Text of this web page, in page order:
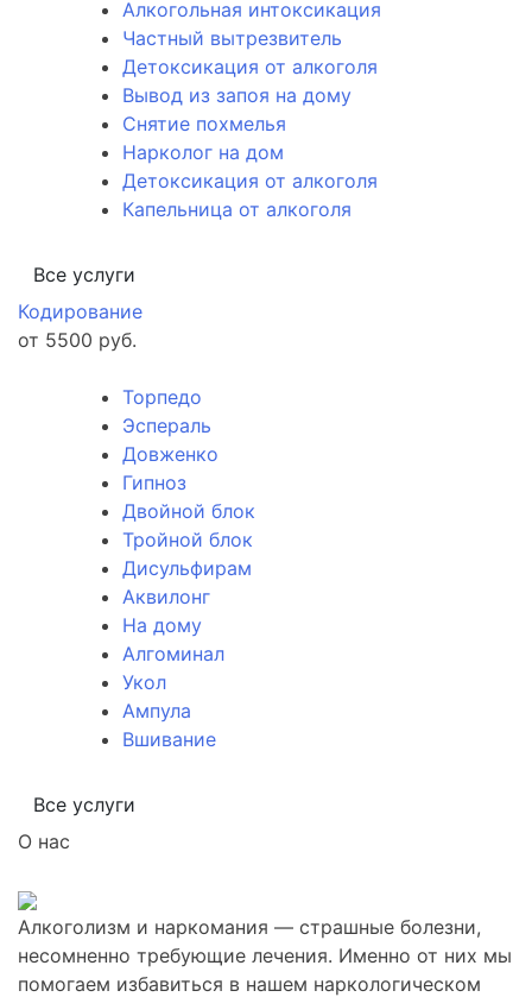
Алкогольная интоксикация
Частный вытрезвитель
Детоксикация от алкоголя
Вывод из запоя на дому
Снятие похмелья
Нарколог на дом
Детоксикация от алкоголя
Капельница от алкоголя
Все услуги
Кодирование
от 5500 руб.
Торпедо
Эспераль
Довженко
Гипноз
Двойной блок
Тройной блок
Дисульфирам
Аквилонг
На дому
Алгоминал
Укол
Ампула
Вшивание
Все услуги
О нас
Алкоголизм и наркомания — страшные болезни,
несомненно требующие лечения. Именно от них мы
помогаем избавиться в нашем наркологическом